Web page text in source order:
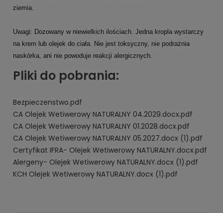
ziemia.
Uwagi: Dozowany w niewielkich ilościach. Jedna kropla wystarczy
na krem lub olejek do ciała. Nie jest toksyczny, nie podrażnia
naskórka, ani nie powoduje reakcji alergicznych.
Pliki do pobrania:
Bezpieczenstwo.pdf
CA Olejek Wetiwerowy NATURALNY 04.2029.docx.pdf
CA Olejek Wetiwerowy NATURALNY 01.2028.docx.pdf
CA Olejek Wetiwerowy NATURALNY 05.2027.docx (1).pdf
Certyfikat IFRA- Olejek Wetiwerowy NATURALNY.docx.pdf
Alergeny- Olejek Wetiwerowy NATURALNY.docx (1).pdf
KCH Olejek Wetiwerowy NATURALNY.docx (1).pdf